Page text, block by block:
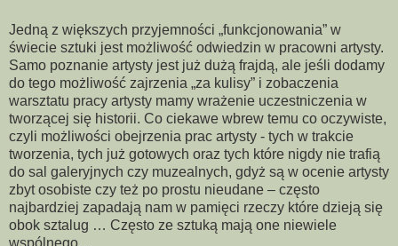
Jedną z większych przyjemności „funkcjonowania” w
świecie sztuki jest możliwość odwiedzin w pracowni artysty.
Samo poznanie artysty jest już dużą frajdą, ale jeśli dodamy
do tego możliwość zajrzenia „za kulisy” i zobaczenia
warsztatu pracy artysty mamy wrażenie uczestniczenia w
tworzącej się historii. Co ciekawe wbrew temu co oczywiste,
czyli możliwości obejrzenia prac artysty - tych w trakcie
tworzenia, tych już gotowych oraz tych które nigdy nie trafią
do sal galeryjnych czy muzealnych, gdyż są w ocenie artysty
zbyt osobiste czy też po prostu nieudane – często
najbardziej zapadają nam w pamięci rzeczy które dzieją się
obok sztalug … Często ze sztuką mają one niewiele
wspólnego…